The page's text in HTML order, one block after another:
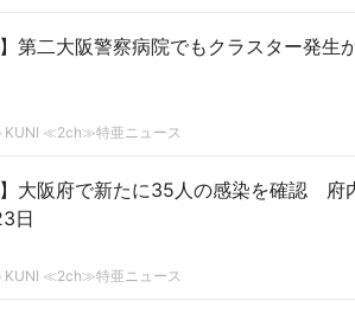
】第二大阪警察病院でもクラスター発
KUNI ≪2ch≫特亜ニュース
】大阪府で新たに35人の感染を確認 府
日
KUNI ≪2ch≫特亜ニュース